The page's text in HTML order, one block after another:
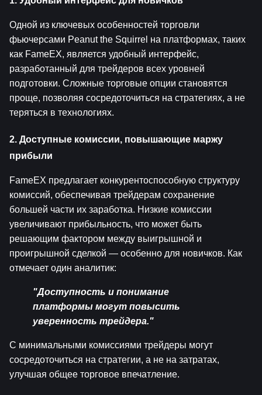
Одной из ключевых особенностей торговли
фьючерсами Peanut the Squirrel на платформах, таких
как FameEX, является удобный интерфейс,
разработанный для трейдеров всех уровней
подготовки. Сложные торговые опции становятся
проще, позволяя сосредоточиться на стратегиях, а не
теряться в технологиях.
2. Доступные комиссии, повышающие маржу
прибыли
FameEX предлагает конкурентоспособную структуру
комиссий, обеспечивая трейдерам сохранение
большей части их заработка. Низкие комиссии
увеличивают прибыльность, что может быть
решающим фактором между выигрышной и
проигрышной сделкой — особенно для новичков. Как
отмечает один аналитик:
"Доступность и понимание
платформы могут повысить
уверенность трейдера."
С минимальными комиссиями трейдеры могут
сосредоточиться на стратегии, а не на затратах,
улучшая общее торговое впечатление.